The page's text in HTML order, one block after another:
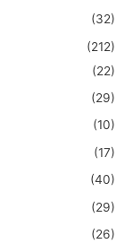
(32)
(212)
(22)
(29)
(10)
(17)
(40)
(29)
(26)